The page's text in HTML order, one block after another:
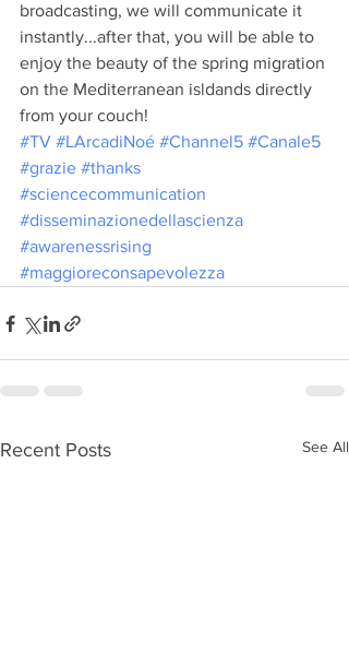
broadcasting, we will communicate it
instantly...after that, you will be able to
enjoy the beauty of the spring migration
on the Mediterranean isldands directly
from your couch!
#TV #LArcadiNoé #Channel5 #Canale5
#grazie #thanks
#sciencecommunication
#disseminazionedellascienza
#awarenessrising
#maggioreconsapevolezza
Recent Posts See All